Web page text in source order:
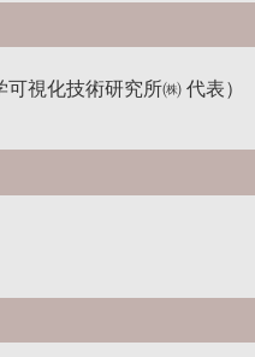
視化技術研究所㈱ 代表）